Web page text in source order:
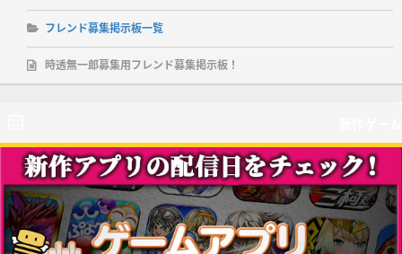
フレンド募集掲示板一覧
時透無一郎募集用フレンド募集掲示板！